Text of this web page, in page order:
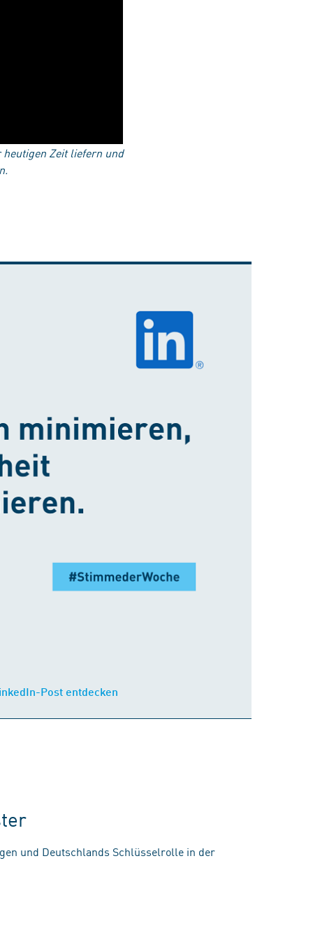
Zeit liefern und
Post entdecken
und Deutschlands Schlüsselrolle in der